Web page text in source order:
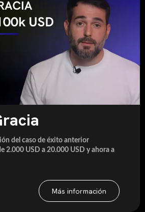
del caso de éxito anterior
2.000 USD a 20.000 USD y ahora a
Más información